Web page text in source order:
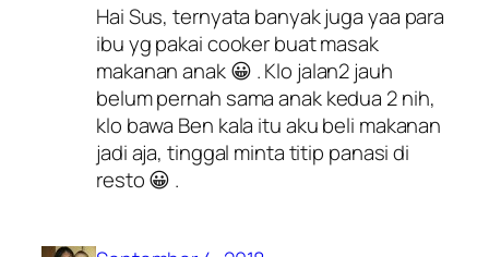
Hai Sus, ternyata banyak juga yaa para
ibu yg pakai cooker buat masak
makanan anak 😀 . Klo jalan2 jauh
belum pernah sama anak kedua 2 nih,
klo bawa Ben kala itu aku beli makanan
jadi aja, tinggal minta titip panasi di
resto 😀 .